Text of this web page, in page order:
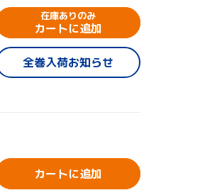
在庫ありのみ
カートに追加
全巻入荷お知らせ
カートに追加